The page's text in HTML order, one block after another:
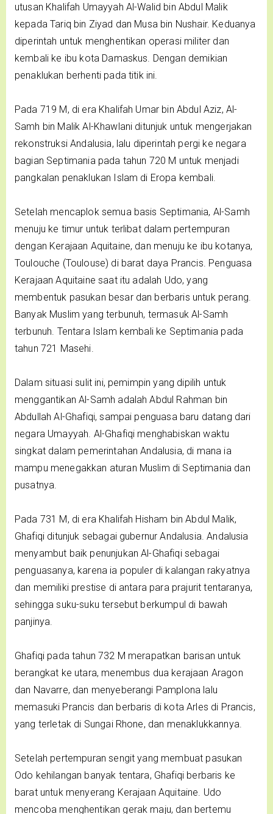
utusan Khalifah Umayyah Al-Walid bin Abdul Malik
kepada Tariq bin Ziyad dan Musa bin Nushair. Keduanya
diperintah untuk menghentikan operasi militer dan
kembali ke ibu kota Damaskus. Dengan demikian
penaklukan berhenti pada titik ini.
Pada 719 M, di era Khalifah Umar bin Abdul Aziz, Al-
Samh bin Malik Al-Khawlani ditunjuk untuk mengerjakan
rekonstruksi Andalusia, lalu diperintah pergi ke negara
bagian Septimania pada tahun 720 M untuk menjadi
pangkalan penaklukan Islam di Eropa kembali.
Setelah mencaplok semua basis Septimania, Al-Samh
menuju ke timur untuk terlibat dalam pertempuran
dengan Kerajaan Aquitaine, dan menuju ke ibu kotanya,
Toulouche (Toulouse) di barat daya Prancis. Penguasa
Kerajaan Aquitaine saat itu adalah Udo, yang
membentuk pasukan besar dan berbaris untuk perang.
Banyak Muslim yang terbunuh, termasuk Al-Samh
terbunuh. Tentara Islam kembali ke Septimania pada
tahun 721 Masehi.
Dalam situasi sulit ini, pemimpin yang dipilih untuk
menggantikan Al-Samh adalah Abdul Rahman bin
Abdullah Al-Ghafiqi, sampai penguasa baru datang dari
negara Umayyah. Al-Ghafiqi menghabiskan waktu
singkat dalam pemerintahan Andalusia, di mana ia
mampu menegakkan aturan Muslim di Septimania dan
pusatnya.
Pada 731 M, di era Khalifah Hisham bin Abdul Malik,
Ghafiqi ditunjuk sebagai gubernur Andalusia. Andalusia
menyambut baik penunjukan Al-Ghafiqi sebagai
penguasanya, karena ia populer di kalangan rakyatnya
dan memiliki prestise di antara para prajurit tentaranya,
sehingga suku-suku tersebut berkumpul di bawah
panjinya.
Ghafiqi pada tahun 732 M merapatkan barisan untuk
berangkat ke utara, menembus dua kerajaan Aragon
dan Navarre, dan menyeberangi Pamplona lalu
memasuki Prancis dan berbaris di kota Arles di Prancis,
yang terletak di Sungai Rhone, dan menaklukkannya.
Setelah pertempuran sengit yang membuat pasukan
Odo kehilangan banyak tentara, Ghafiqi berbaris ke
barat untuk menyerang Kerajaan Aquitaine. Udo
mencoba menghentikan gerak maju, dan bertemu